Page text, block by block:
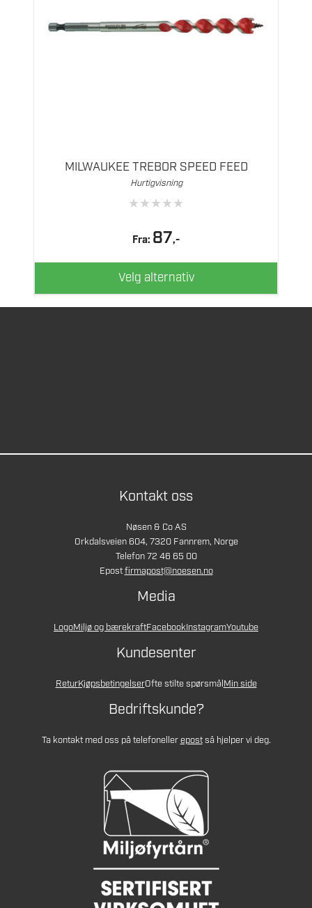
MILWAUKEE TREBOR SPEED FEED
Hurtigvisning
★★★★★
Fra: 87,-
Velg alternativ
produktsiden
Kontakt oss
Nøsen & Co AS
Orkdalsveien 604, 7320 Fannrem, Norge
Telefon 72 46 65 00
Epostfirmapost@noesen.no
Media
LogoMiljø og bærekraftFacebookInstagramYoutube
Kundesenter
ReturKjøpsbetingelserOfte stilte spørsmålMin side
Bedriftskunde?
Ta kontakt med oss på telefonellerepostså hjelper vi deg.